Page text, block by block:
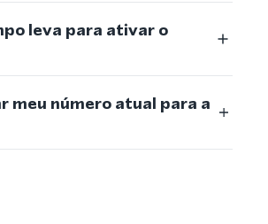
leva para ativar o
meu número atual para a